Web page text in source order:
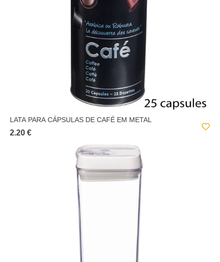
SECRET D'GOURMET
LATA PARA CÁPSULAS DE CAFÉ EM METAL
2.20 €